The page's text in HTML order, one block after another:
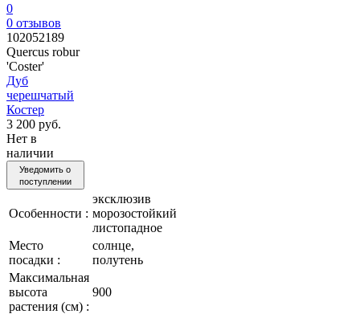
0
0 отзывов
102052189
Quercus robur
'Coster'
Дуб
черешчатый
Костер
3 200 руб.
Нет в
наличии
Уведомить о
поступлении
Особенности :
эксклюзив
морозостойкий
листопадное
Место
посадки :
солнце,
полутень
Максимальная
высота
растения (см) :
900